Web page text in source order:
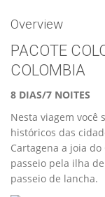
Overview
PACOTE
COLOMBIA
8 DIAS/7 NOITES
Nesta viagem você
históricos das
Cartagena a joia
passeio pela ilha
passeio de lancha.